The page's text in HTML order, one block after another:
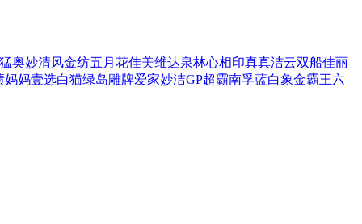
奥妙清风金纺五月花佳美维达泉林心相印真真洁云双船佳丽
妈妈壹选白猫绿岛雕牌爱家妙洁GP超霸南孚蓝白象金霸王六